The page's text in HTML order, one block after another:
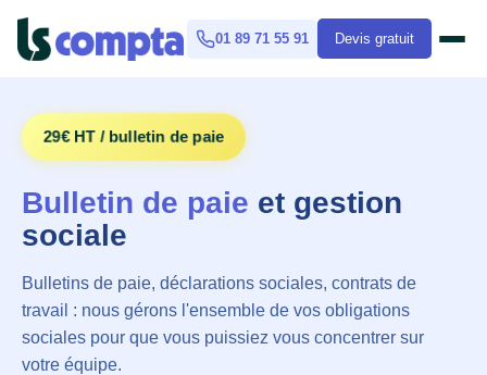
01 89 71 55 91 Devis gratuit
29€ HT / bulletin de paie
Bulletin de paie et gestion
sociale
Bulletins de paie, déclarations sociales, contrats de
travail : nous gérons l'ensemble de vos obligations
sociales pour que vous puissiez vous concentrer sur
votre équipe.